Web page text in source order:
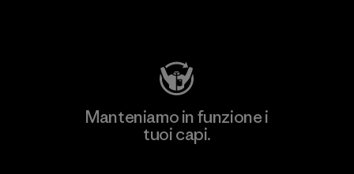
Manteniamo in funzione i
tuoi capi.